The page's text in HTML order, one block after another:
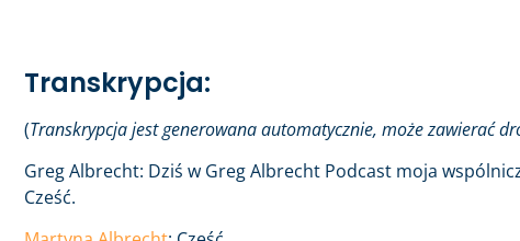
Transkrypcja:
(Transkrypcja jest generowana automatycznie, może zawierać
Greg Albrecht: Dziś w Greg Albrecht Podcast moja
Cześć.